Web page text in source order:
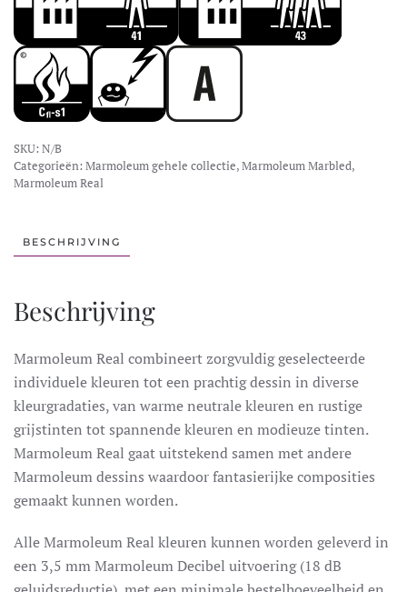
SKU: N/B
Categorieën: Marmoleum gehele collectie,Marmoleum Marbled,
Marmoleum Real
BESCHRIJVING
Beschrijving
Marmoleum Real combineert zorgvuldig geselecteerde
individuele kleuren tot een prachtig dessin in diverse
kleurgradaties, van warme neutrale kleuren en rustige
grijstinten tot spannende kleuren en modieuze tinten.
Marmoleum Real gaat uitstekend samen met andere
Marmoleum dessins waardoor fantasierijke composities
gemaakt kunnen worden.
Alle Marmoleum Real kleuren kunnen worden geleverd in
een 3,5 mm Marmoleum Decibel uitvoering (18 dB